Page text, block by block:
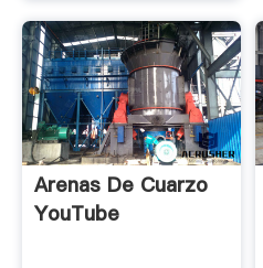
Arenas De Cuarzo
YouTube